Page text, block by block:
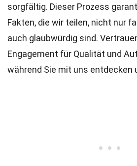
sorgfältig. Dieser Prozess
Fakten, die wir teilen, nicht nur
auch glaubwürdig sind.
Engagement für Qualität und
während Sie mit uns entdecken